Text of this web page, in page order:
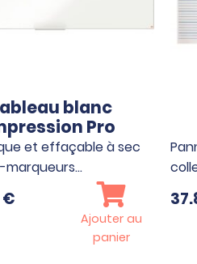
blanc
Pro
et effaçable à sec
marqueurs…
€
Ajouter au
panier